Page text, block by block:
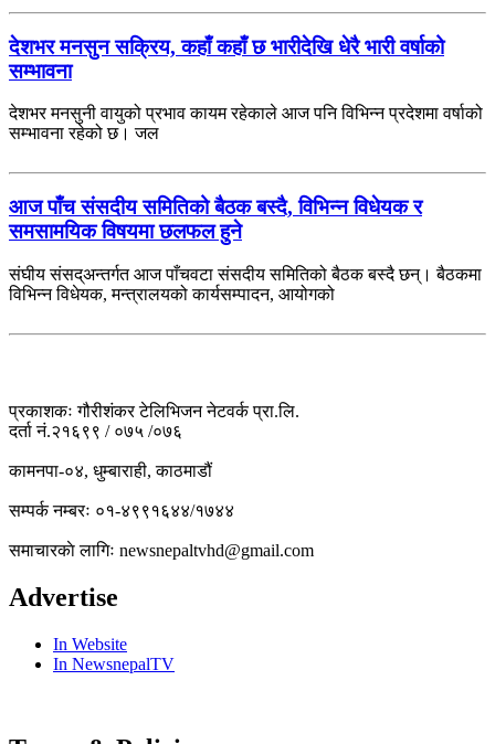
देशभर मनसुन सक्रिय, कहाँ कहाँ छ भारीदेखि धेरै भारी वर्षाको
सम्भावना
देशभर मनसुनी वायुको प्रभाव कायम रहेकाले आज पनि विभिन्न प्रदेशमा वर्षाको
सम्भावना रहेको छ। जल
आज पाँच संसदीय समितिको बैठक बस्दै, विभिन्न विधेयक र
समसामयिक विषयमा छलफल हुने
संघीय संसद्अन्तर्गत आज पाँचवटा संसदीय समितिको बैठक बस्दै छन्। बैठकमा
विभिन्न विधेयक, मन्त्रालयको कार्यसम्पादन, आयोगको
प्रकाशकः गौरीशंकर टेलिभिजन नेटवर्क प्रा.लि.
दर्ता नं.२१६९९ / ०७५ /०७६
कामनपा-०४, धुम्बाराही, काठमाडौं
सम्पर्क नम्बरः ०१-४९९१६४४/१७४४
समाचारकाे लागिः newsnepaltvhd@gmail.com
Advertise
In Website
In NewsnepalTV